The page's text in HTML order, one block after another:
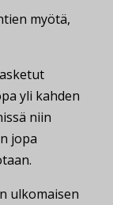
myötä,
yli kahden
niin
jopa
ulkomaisen